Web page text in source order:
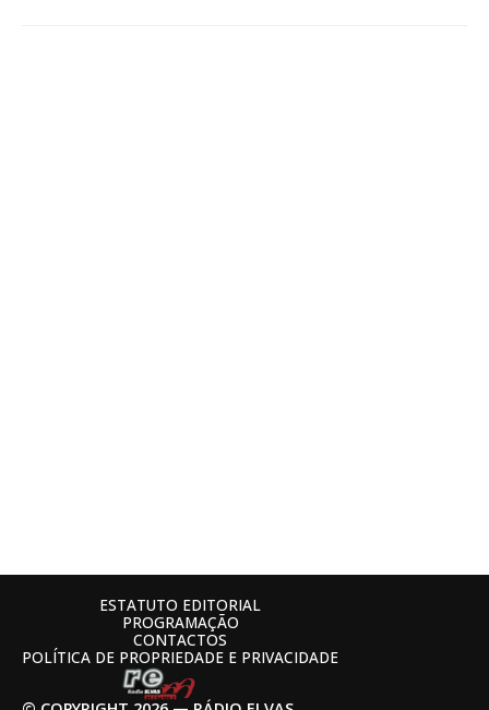
ESTATUTO EDITORIAL
PROGRAMAÇÃO
CONTACTOS
POLÍTICA DE PROPRIEDADE E PRIVACIDADE